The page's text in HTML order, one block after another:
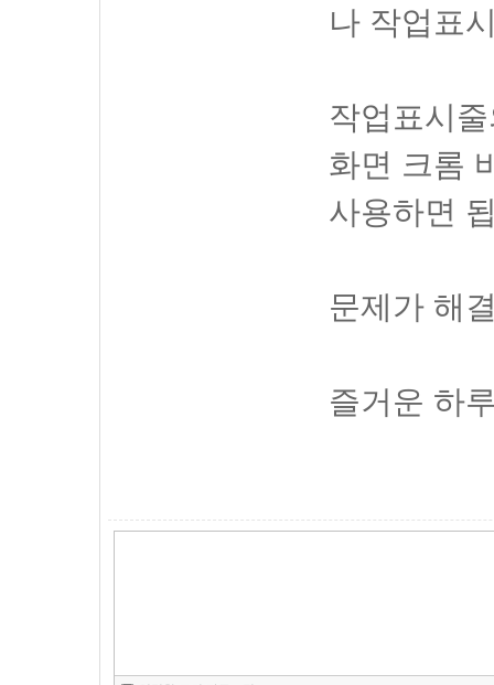
나 작업표
작업표시
화면 크롬
사용하면
문제가 해
즐거운 하